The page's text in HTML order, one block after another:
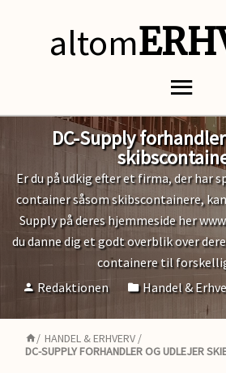
altom
DC-Supply
Er du på udkig efter et firma, der har
container såsom skibscontainere,
Supply på deres hjemmeside her
du danne dig et godt overblik over
containere til
Redaktionen
Handel &
/ HANDEL & ERHVERV /
DC-SUPPLY FORHANDLER OG UDLEJER